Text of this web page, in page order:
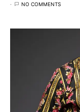
NO COMMENTS